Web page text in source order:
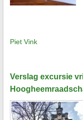
Piet Vink
Verslag excursie